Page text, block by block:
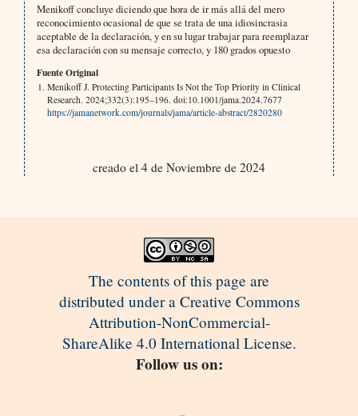
Menikoff concluye diciendo que hora de ir más allá del mero
reconocimiento ocasional de que se trata de una idiosincrasia
aceptable de la declaración, y en su lugar trabajar para reemplazar
esa declaración con su mensaje correcto, y 180 grados opuesto
Fuente Original
Menikoff J. Protecting Participants Is Not the Top Priority in Clinical
Research. 2024;332(3):195–196. doi:10.1001/jama.2024.7677
https://jamanetwork.com/journals/jama/article-abstract/2820280
creado el 4 de Noviembre de 2024
The contents of this page are
distributed under a Creative Commons
Attribution-NonCommercial-
ShareAlike 4.0 International License.
Follow us on: